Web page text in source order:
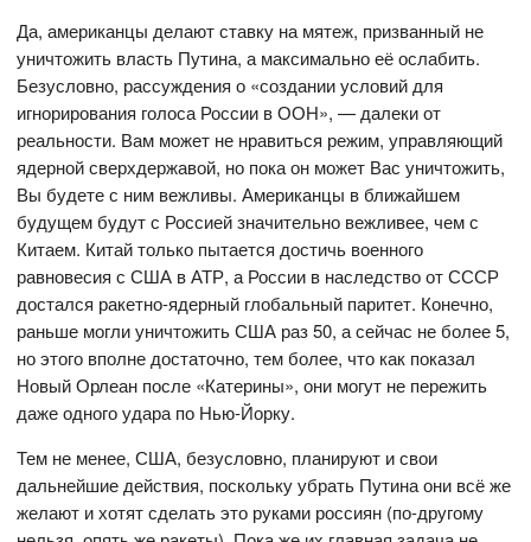
Да, американцы делают ставку на мятеж, призванный не
уничтожить власть Путина, а максимально её ослабить.
Безусловно, рассуждения о «создании условий для
игнорирования голоса России в ООН», — далеки от
реальности. Вам может не нравиться режим, управляющий
ядерной сверхдержавой, но пока он может Вас уничтожить,
Вы будете с ним вежливы. Американцы в ближайшем
будущем будут с Россией значительно вежливее, чем с
Китаем. Китай только пытается достичь военного
равновесия с США в АТР, а России в наследство от СССР
достался ракетно-ядерный глобальный паритет. Конечно,
раньше могли уничтожить США раз 50, а сейчас не более 5,
но этого вполне достаточно, тем более, что как показал
Новый Орлеан после «Катерины», они могут не пережить
даже одного удара по Нью-Йорку.
Тем не менее, США, безусловно, планируют и свои
дальнейшие действия, поскольку убрать Путина они всё же
желают и хотят сделать это руками россиян (по-другому